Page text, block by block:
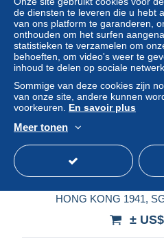
Statuut
Nieuw
HONG KONG 1941,
±
de diensten te leveren die u hebt
van ons platform te garanderen,
onthouden om het surfen
statistieken te verzamelen om
behoeften, om video's weer te
inhoud te delen op sociale
Sommige van deze cookies zijn
van onze site, andere kunnen
voorkeuren. En savoir plus
Meer tonen